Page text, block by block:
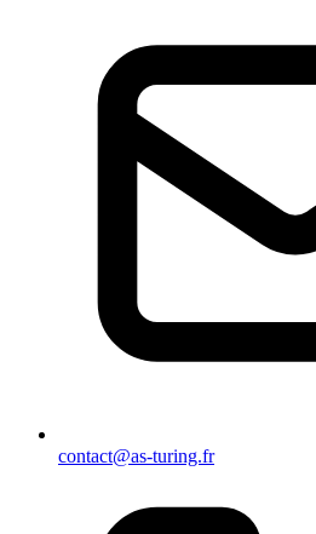
contact@as-turing.fr